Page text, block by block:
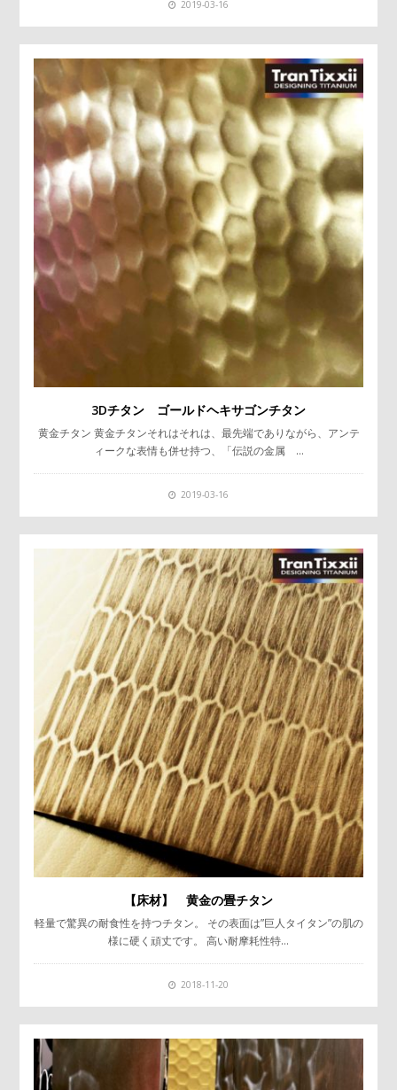
2019-03-16
3Dチタン ゴールドヘキサゴンチタン
黄金チタン 黄金チタンそれはそれは、最先端でありながら、アンテ
ィークな表情も併せ持つ、「伝説の金属 …
2019-03-16
【床材】 黄金の畳チタン
軽量で驚異の耐食性を持つチタン。 その表面は”巨人タイタン”の肌の
様に硬く頑丈です。 高い耐摩耗性特…
2018-11-20